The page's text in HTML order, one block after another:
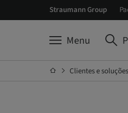
Straumann Group
Menu
Clientes e soluções